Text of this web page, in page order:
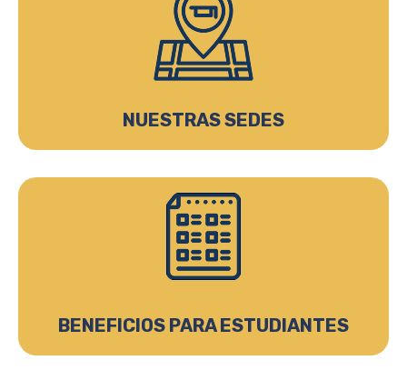
NUESTRAS SEDES
BENEFICIOS PARA ESTUDIANTES